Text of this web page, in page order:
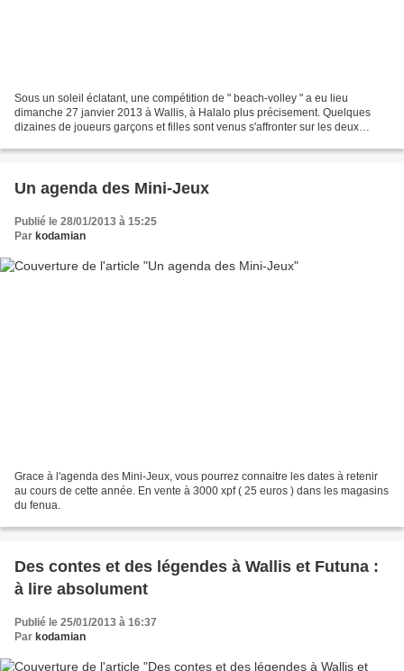
Sous un soleil éclatant, une compétition de " beach-volley " a eu lieu
dimanche 27 janvier 2013 à Wallis, à Halalo plus précisement. Quelques
dizaines de joueurs garçons et filles sont venus s'affronter sur les deux
Un agenda des Mini-Jeux
Publié le 28/01/2013 à 15:25
Par kodamian
Grace à l'agenda des Mini-Jeux, vous pourrez connaitre les dates à retenir
au cours de cette année. En vente à 3000 xpf ( 25 euros ) dans les magasins
du fenua.
Des contes et des légendes à Wallis et Futuna :
à lire absolument
Publié le 25/01/2013 à 16:37
Par kodamian